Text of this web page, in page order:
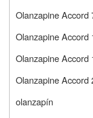
Olanzapine Accord
Olanzapine Accord
Olanzapine Accord
Olanzapine Accord
olanzapín